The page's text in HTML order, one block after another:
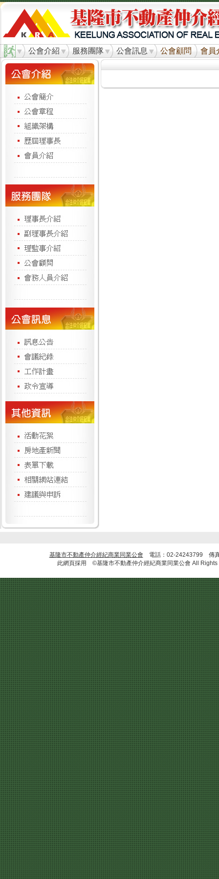
公會介紹 服務團隊 公會訊息 公會顧問 會員
基隆市不動產仲介經紀商業同業公會 電話：02-24243799 傳
此網頁採用 ©基隆市不動產仲介經紀商業同業公會 All Rights